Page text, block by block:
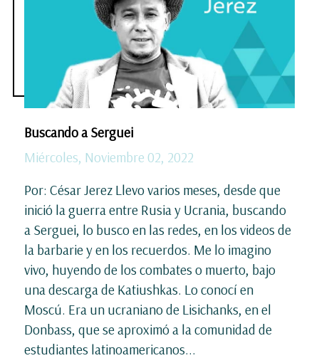
Buscando a Serguei
Miércoles, Noviembre 02, 2022
Por: César Jerez Llevo varios meses, desde que
inició la guerra entre Rusia y Ucrania, buscando
a Serguei, lo busco en las redes, en los videos de
la barbarie y en los recuerdos. Me lo imagino
vivo, huyendo de los combates o muerto, bajo
una descarga de Katiushkas. Lo conocí en
Moscú. Era un ucraniano de Lisichanks, en el
Donbass, que se aproximó a la comunidad de
estudiantes latinoamericanos...